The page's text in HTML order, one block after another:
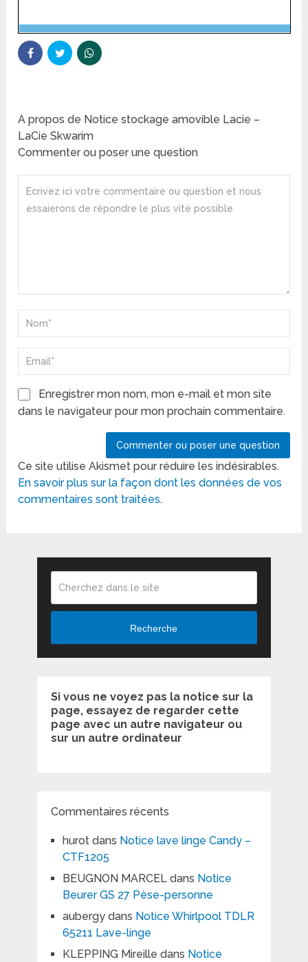
A propos de Notice stockage amovible Lacie –
LaCie Skwarim
Commenter ou poser une question
Enregistrer mon nom, mon e-mail et mon site
dans le navigateur pour mon prochain commentaire.
Ce site utilise Akismet pour réduire les indésirables.
En savoir plus sur la façon dont les données de vos
commentaires sont traitées.
Recherche
Si vous ne voyez pas la notice sur la
page, essayez de regarder cette
page avec un autre navigateur ou
sur un autre ordinateur
Commentaires récents
hurotdans Notice lave linge Candy –
CTF1205
BEUGNON MARCELdans Notice
Beurer GS 27 Pèse-personne
aubergydans Notice Whirlpool TDLR
65211 Lave-linge
KLEPPING Mireille dans Notice